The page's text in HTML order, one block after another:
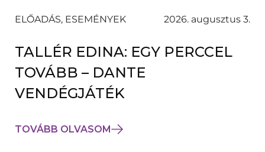
ELŐADÁS, ESEMÉNYEK 2026. augusztus 3.
TALLÉR EDINA: EGY PERCCEL
TOVÁBB – DANTE
VENDÉGJÁTÉK
TOVÁBB OLVASOM